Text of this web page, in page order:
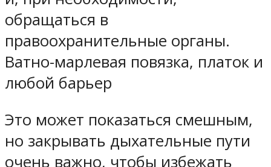
обращаться в
правоохранительные органы.
Ватно-марлевая повязка, платок и
любой барьер
Это может показаться смешным,
но закрывать дыхательные пути
очень важно, чтобы избежать